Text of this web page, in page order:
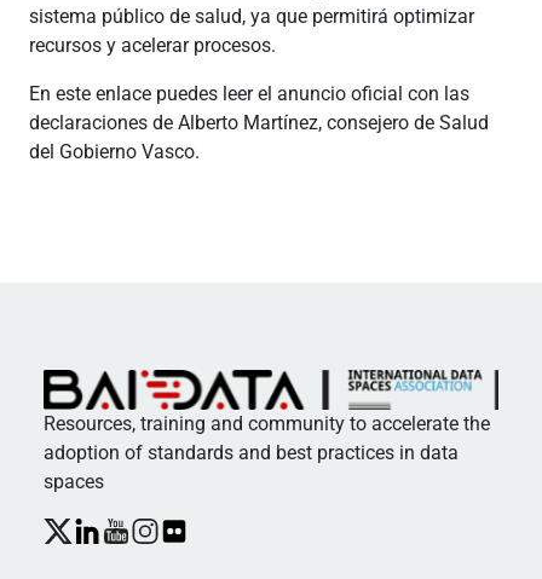
sistema público de salud, ya que permitirá optimizar
recursos y acelerar procesos.
En este enlace puedes leer el anuncio oficial con las
declaraciones de Alberto Martínez, consejero de Salud
del Gobierno Vasco.
Resources, training and community to accelerate the
adoption of standards and best practices in data
spaces